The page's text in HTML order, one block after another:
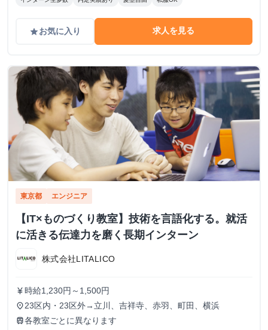
gradeお気に入り 求人を見る
東京都 エンジニア
【IT×ものづくり教室】技術を言語化する。就活
に活きる伝達力を磨く長期インターン
株式会社LITALICO
currency_yen 時給1,230円～1,500円
place 23区内・23区外→立川、吉祥寺、赤羽、町田、横浜
train各教室ごとに異なります